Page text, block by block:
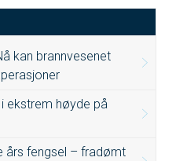
kan brannvesenet
ekstrem høyde på
års fengsel – fradømt